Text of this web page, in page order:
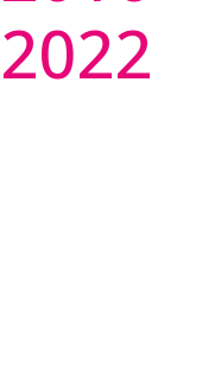
b
2022